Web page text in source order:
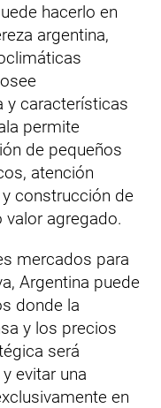
hacerlo en
argentina,
y características
permite
de pequeños
atención
construcción de
agregado.
mercados para
Argentina puede
donde la
y los precios
será
evitar una
en